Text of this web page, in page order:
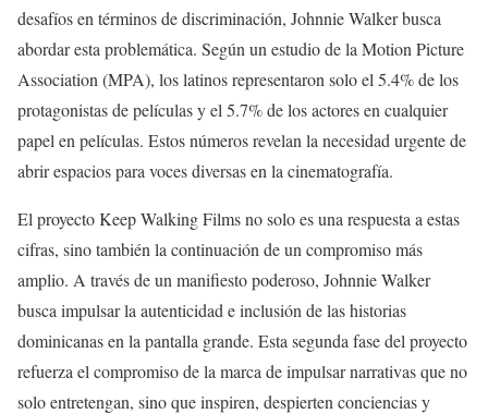
desafíos en términos de discriminación, Johnnie Walker busca
abordar esta problemática. Según un estudio de la Motion Picture
Association (MPA), los latinos representaron solo el 5.4% de los
protagonistas de películas y el 5.7% de los actores en cualquier
papel en películas. Estos números revelan la necesidad urgente de
abrir espacios para voces diversas en la cinematografía.
El proyecto Keep Walking Films no solo es una respuesta a estas
cifras, sino también la continuación de un compromiso más
amplio. A través de un manifiesto poderoso, Johnnie Walker
busca impulsar la autenticidad e inclusión de las historias
dominicanas en la pantalla grande. Esta segunda fase del proyecto
refuerza el compromiso de la marca de impulsar narrativas que no
solo entretengan, sino que inspiren, despierten conciencias y